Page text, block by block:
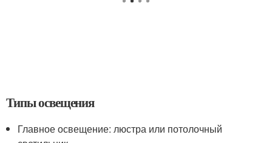
Типы освещения
Главное освещение: люстра или потолочный